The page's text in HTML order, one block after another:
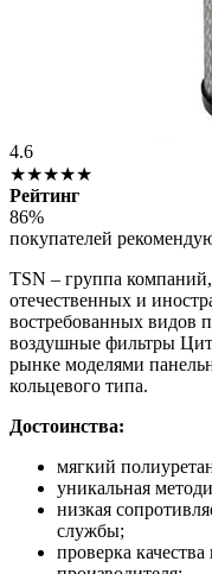
4.6
★★★★★
Рейтинг
86%
покупателей
TSN – группа
отечественных и
востребованных видов
воздушные фильтры
рынке моделями
кольцевого типа.
Достоинства:
мягкий
уникальная
низкая
службы;
проверка